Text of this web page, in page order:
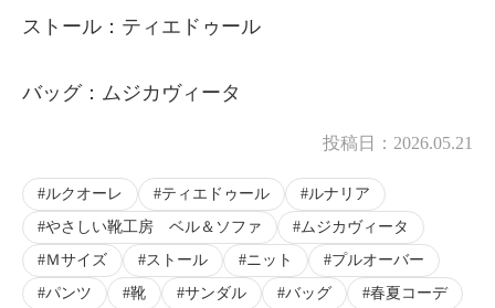
ストール：ティエドゥール
バッグ：ムジカヴィータ
投稿日： 2026.05.21
ルクオーレ ティエドゥール
ルナリア
やさしい靴工房 ベル＆ソファ
ムジカヴィータ
Ｍサイズ
ストール ニット
プルオーバー
パンツ
靴 サンダル バッグ
春夏コーデ